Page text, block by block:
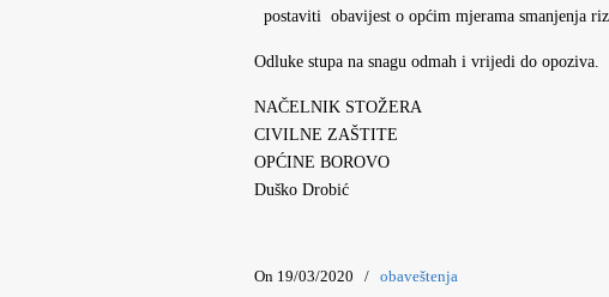
postaviti obavijest o općim mjerama smanjenja
Odluke stupa na snagu odmah i vrijedi do opoziva.
NAČELNIK STOŽERA
CIVILNE ZAŠTITE
OPĆINE BOROVO
Duško Drobić
On 19/03/2020 / obaveštenja